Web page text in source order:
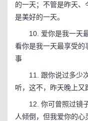
的一天；不管是昨天
是美好的一天。
10. 爱你是我一天最
看你是我一天最享受的
事
11. 跟你说过多少次
听，这不，昨天晚上又
12. 你可曾照过镜子
人倾倒，但我爱你的心